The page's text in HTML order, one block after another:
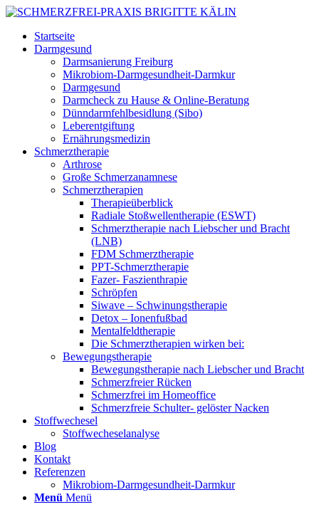
Startseite
Darmgesund
Darmsanierung Freiburg
Mikrobiom-Darmgesundheit-Darmkur
Darmgesund
Darmcheck zu Hause & Online-Beratung
Dünndarmfehlbesidlung (Sibo)
Leberentgiftung
Ernährungsmedizin
Schmerztherapie
Arthrose
Große Schmerzanamnese
Schmerztherapien
Therapieüberblick
Radiale Stoßwellentherapie (ESWT)
Schmerztherapie nach Liebscher und Bracht
(LNB)
FDM Schmerztherapie
PPT-Schmerztherapie
Fazer- Faszienthrapie
Schröpfen
Siwave – Schwinungstherapie
Detox – Ionenfußbad
Mentalfeldtherapie
Die Schmerztherapien wirken bei:
Bewegungstherapie
Bewegungstherapie nach Liebscher und Bracht
Schmerzfreier Rücken
Schmerzfrei im Homeoffice
Schmerzfreie Schulter- gelöster Nacken
Stoffwechesel
Stoffwecheselanalyse
Blog
Kontakt
Referenzen
Mikrobiom-Darmgesundheit-Darmkur
Menü Menü